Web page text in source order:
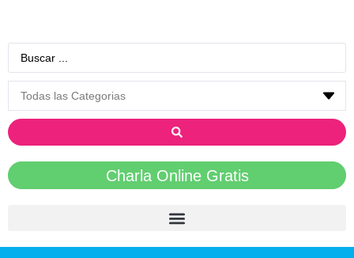
Charla Online Gratis